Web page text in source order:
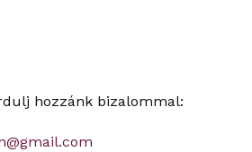
hozzánk bizalommal: